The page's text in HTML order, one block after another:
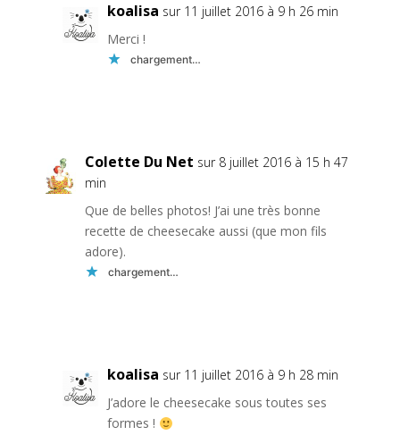
koalisa sur 11 juillet 2016 à 9 h 26 min
Merci !
chargement…
Colette Du Net sur 8 juillet 2016 à 15 h 47
min
Que de belles photos! J’ai une très bonne
recette de cheesecake aussi (que mon fils
adore).
chargement…
koalisa sur 11 juillet 2016 à 9 h 28 min
J’adore le cheesecake sous toutes ses
formes !